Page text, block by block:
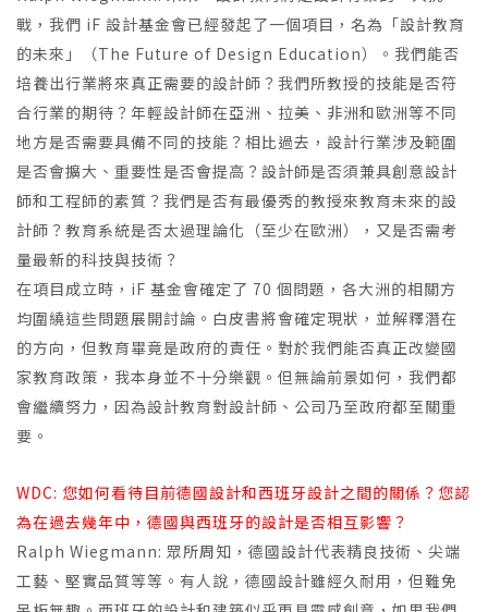
戰，我們 iF 設計基金會已經發起了一個項目，名為「設計教育
的未來」（The Future of Design Education）。我們能否
培養出行業將來真正需要的設計師？我們所教授的技能是否符
合行業的期待？年輕設計師在亞洲、拉美、非洲和歐洲等不同
地方是否需要具備不同的技能？相比過去，設計行業涉及範圍
是否會擴大、重要性是否會提高？設計師是否須兼具創意設計
師和工程師的素質？我們是否有最優秀的教授來教育未來的設
計師？教育系統是否太過理論化（至少在歐洲），又是否需考
量最新的科技與技術？
在項目成立時，iF 基金會確定了 70 個問題，各大洲的相關方
均圍繞這些問題展開討論。白皮書將會確定現狀，並解釋潛在
的方向，但教育畢竟是政府的責任。對於我們能否真正改變國
家教育政策，我本身並不十分樂觀。但無論前景如何，我們都
會繼續努力，因為設計教育對設計師、公司乃至政府都至關重
要。
WDC: 您如何看待目前德國設計和西班牙設計之間的關係？您認
為在過去幾年中，德國與西班牙的設計是否相互影響？
Ralph Wiegmann: 眾所周知，德國設計代表精良技術、尖端
工藝、堅實品質等等。有人說，德國設計雖經久耐用，但難免